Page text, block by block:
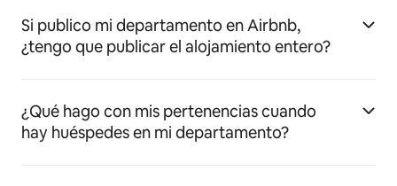
Si publico mi departamento en Airbnb,
¿tengo que publicar el alojamiento entero?
¿Qué hago con mis pertenencias cuando
hay huéspedes en mi departamento?